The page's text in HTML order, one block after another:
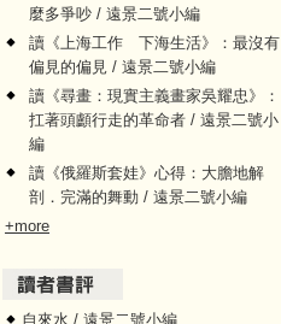
麼多爭吵 / 遠景二號小編
讀《上海工作 下海生活》：最沒有
偏見的偏見 / 遠景二號小編
讀《尋畫：現實主義畫家吳耀忠》：
扛著頭顱行走的革命者 / 遠景二號小
編
讀《俄羅斯套娃》心得：大膽地解
剖．完滿的舞動 / 遠景二號小編
+more
自來水 / 遠景二號小編